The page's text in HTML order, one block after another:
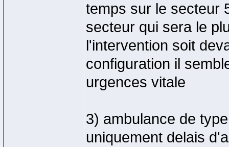
temps sur le secteur
secteur qui sera le
l'intervention soit
configuration il
urgences vitale
3) ambulance de
uniquement delais